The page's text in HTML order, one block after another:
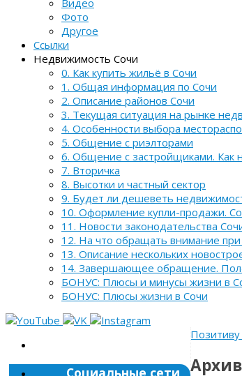
Видео
Фото
Другое
Ссылки
Недвижимость Сочи
0. Как купить жильё в Сочи
1. Общая информация по Сочи
2. Описание районов Сочи
3. Текущая ситуация на рынке
4. Особенности выбора
5. Общение с риэлторами
6. Общение с застройщиками. Как
7. Вторичка
8. Высотки и частный сектор
9. Будет ли дешеветь
10. Оформление купли-продажи.
11. Новости законодательства
12. На что обращать внимание
13. Описание нескольких
14. Завершающее обращение.
БОНУС: Плюсы и минусы жизни в
БОНУС: Плюсы жизни в Сочи
Социальные сети